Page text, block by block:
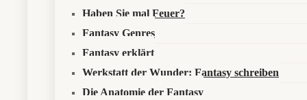
Haben Sie mal Feuer?
Fantasy Genres
Fantasy erklärt
Werkstatt der Wunder: Fantasy schreiben
Die Anatomie der Fantasy